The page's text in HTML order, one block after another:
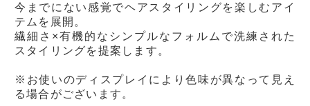
今までにない感覚でヘアスタイリングを楽しむアイ
テムを展開。
繊細さ×有機的なシンプルなフォルムで洗練された
スタイリングを提案します。
※お使いのディスプレイにより色味が異なって見え
る場合がございます。